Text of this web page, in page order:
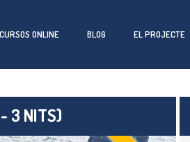
ONLINE BLOG EL PROJECTE
- 3 NITS)